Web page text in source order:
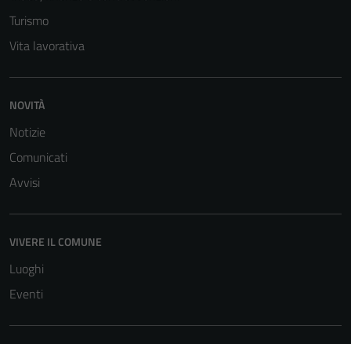
Turismo
Vita lavorativa
NOVITÀ
Notizie
Comunicati
Avvisi
VIVERE IL COMUNE
Luoghi
Eventi
non raccolgono